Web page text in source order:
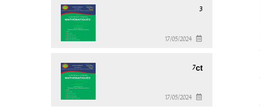
3
17/05/2024
7ct
17/05/2024